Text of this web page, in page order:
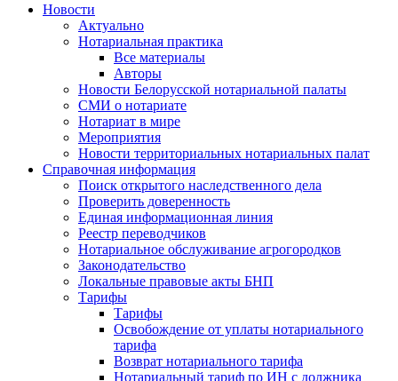
Новости
Актуально
Нотариальная практика
Все материалы
Авторы
Новости Белорусской нотариальной палаты
СМИ о нотариате
Нотариат в мире
Мероприятия
Новости территориальных нотариальных палат
Справочная информация
Поиск открытого наследственного дела
Проверить доверенность
Единая информационная линия
Реестр переводчиков
Нотариальное обслуживание агрогородков
Законодательство
Локальные правовые акты БНП
Тарифы
Тарифы
Освобождение от уплаты нотариального
тарифа
Возврат нотариального тарифа
Нотариальный тариф по ИН с должника